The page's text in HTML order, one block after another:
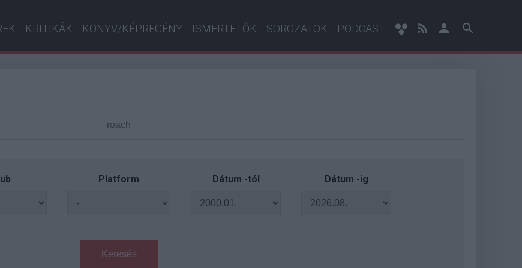
KRITIKÁK KÖNYV/KÉPREGÉNY ISMERTETŐK SOROZATOK PODCAST
Platform Dátum -tól Dátum -ig
Keresés